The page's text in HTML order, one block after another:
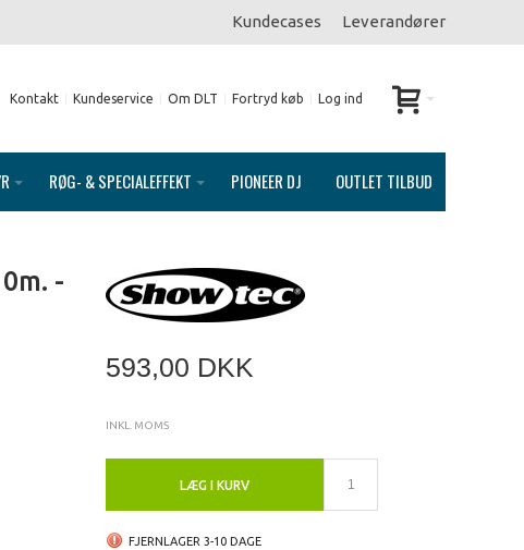
Kundecases Leverandører
Kontakt Kundeservice Om DLT Fortryd køb Log ind
RØG- & SPECIALEFFEKT PIONEER DJ OUTLET TILBUD
-
593,00 DKK
INKL. MOMS
LÆG I KURV
FJERNLAGER 3-10 DAGE